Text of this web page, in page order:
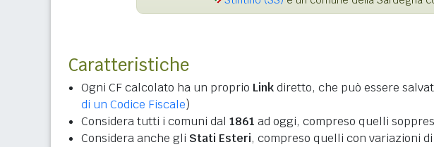
Caratteristiche
Ogni CF calcolato ha un proprio Linkdiretto, che può essere
di un Codice Fiscale)
Considera tutti i comuni dal 1861 ad oggi, compreso quelli
Considera anche gli Stati Esteri, compreso quelli con variazioni